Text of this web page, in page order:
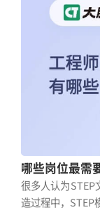
哪些岗位最需
很多人认为STEP
造过程中，STEP